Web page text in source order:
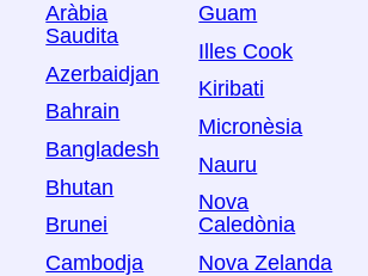
Aràbia
Saudita
Azerbaidjan
Bahrain
Bangladesh
Bhutan
Brunei
Cambodja
Guam
Illes Cook
Kiribati
Micronèsia
Nauru
Nova
Caledònia
Nova Zelanda